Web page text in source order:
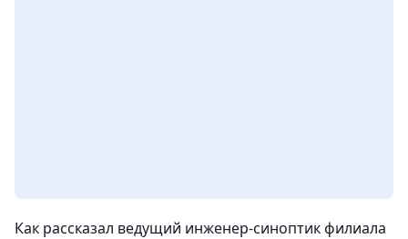
Как рассказал ведущий инженер-синоптик филиала